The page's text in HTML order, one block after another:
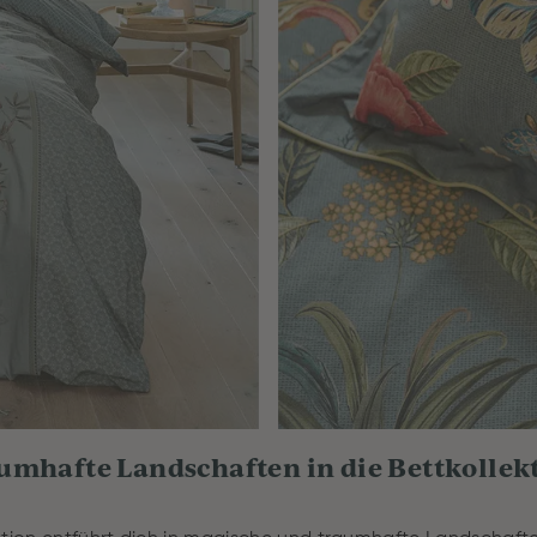
Landschaften in die